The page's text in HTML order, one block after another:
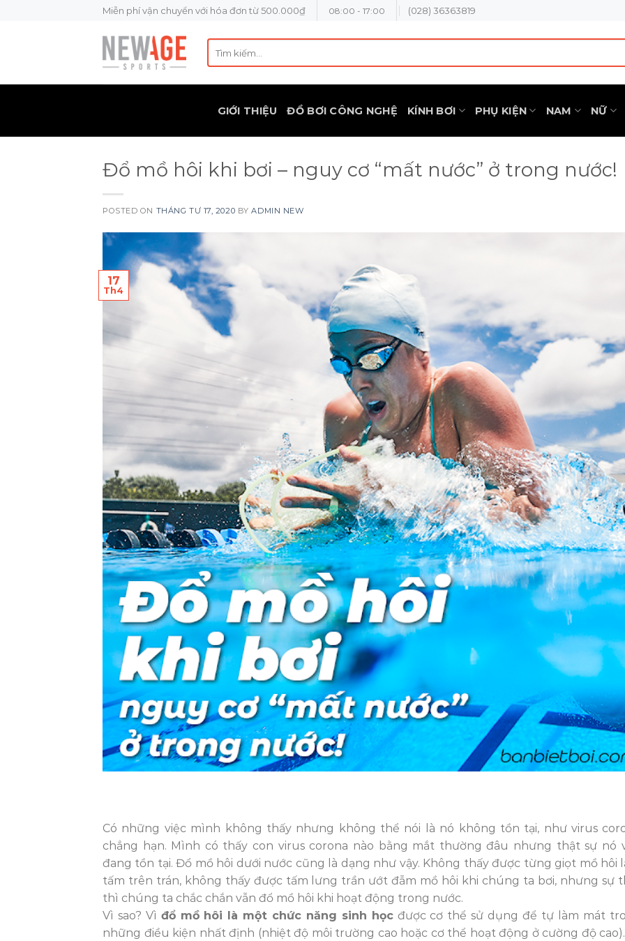
Miễn phí vận chuyển với hóa đơn từ 500.000₫ 08:00 - 17:00 (028) 36363819
Tìm
kiếm:
GIỚI THIỆU ĐỒ BƠI CÔNG NGHỆ KÍNH BƠI PHỤ KIỆN NAM NỮ
Đổ mồ hôi khi bơi – nguy cơ “mất nước” ở trong nước!
POSTED ON THÁNG TƯ 17, 2020 BYADMIN NEW
17
Th4
Có những việc mình không thấy nhưng không thể nói là nó không tồn tại, như virus
chẳng hạn. Mình có thấy con virus corona nào bằng mắt thường đâu nhưng thật sự nó
đang tồn tại. Đổ mồ hôi dưới nước cũng là dạng như vậy. Không thấy được từng giọt mồ hôi
tấm trên trán, không thấy được tấm lưng trần ướt đẫm mồ hôi khi chúng ta bơi, nhưng sự
thì chúng ta chắc chắn vẫn đổ mồ hôi khi hoạt động trong nước.
Vì sao? Vì đổ mồ hôi là một chức năng sinh họcđược cơ thể sử dụng để tự làm mát
những điều kiện nhất định (nhiệt độ môi trường cao hoặc cơ thể hoạt động ở cường độ cao).